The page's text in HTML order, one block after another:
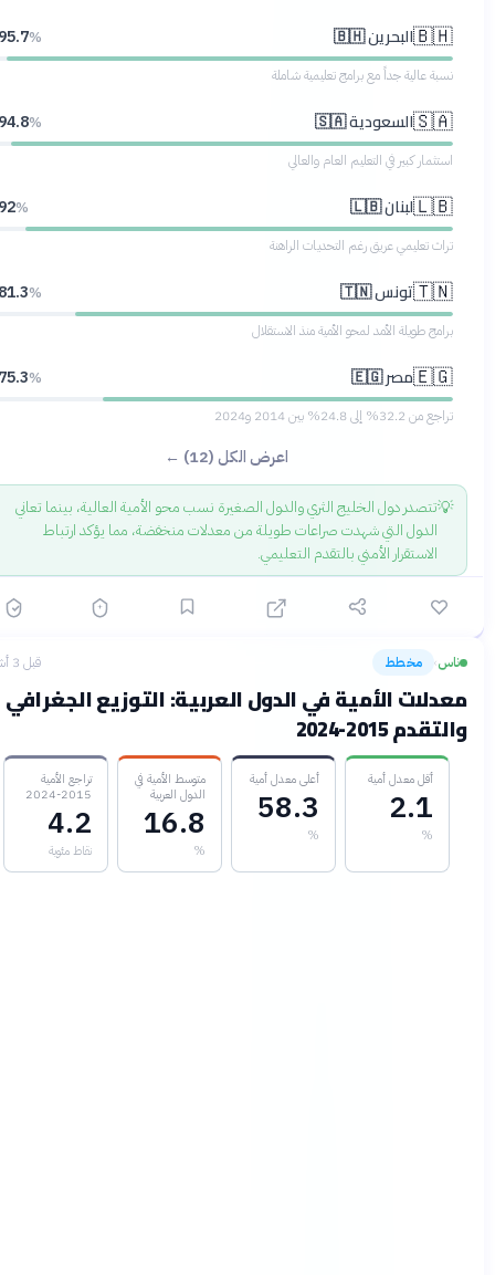
🇧🇭البحرين 🇧🇭 95.7
نسبة عالية جداً مع برامج تعليمية شاملة
🇸🇦السعودية 🇸🇦 94.8
استثمار كبير في التعليم العام والعالي
🇱🇧لبنان 🇱🇧
تراث تعليمي عريق رغم التحديات الراهنة
🇹🇳تونس 🇹🇳 81.3
برامج طويلة الأمد لمحو الأمية منذ الاستقلال
🇪🇬مصر 🇪🇬 75.3
تراجع من 32.2% إلى 24.8% بين 2014 و2024
اعرض الكل (12) ←
تتصدر دول الخليج الثري والدول الصغيرة نسب محو الأمية العالية، بينما تعاني
الدول التي شهدت صراعات طويلة من معدلات منخفضة، مما يؤكد ارتباط
الاستقرار الأمني بالتقدم التعليمي.
› مخطط
الأمية في الدول العربية: التوزيع الجغرافي
2015-2024
أقل معدل أمية
2.1
أعلى معدل أمية
58.3
متوسط الأمية في
الدول العربية
16.8
تراجع الأمية
4.2
نقاط مئوية